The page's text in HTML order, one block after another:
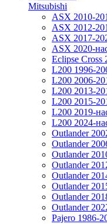
Mitsubishi
ASX 2010-
ASX 2012-
ASX 2017-
ASX 2020-
Eclipse Cross
L200 1996-
L200 2006-
L200 2013-
L200 2015-
L200 2019-
L200 2024-
Outlander
Outlander
Outlander
Outlander
Outlander
Outlander
Outlander
Outlander
Pajero 1986-